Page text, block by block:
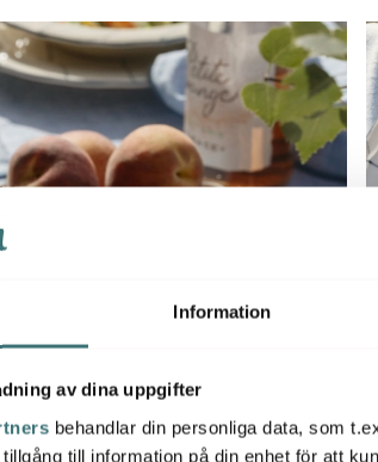
Information
av dina uppgifter
behandlar din personliga data, som
till information på din enhet för att